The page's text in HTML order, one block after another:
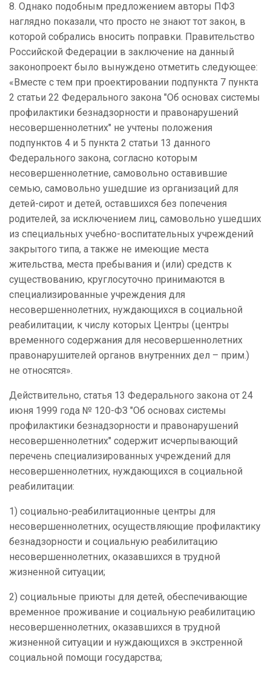
8. Однако подобным предложением авторы ПФЗ
наглядно показали, что просто не знают тот закон, в
которой собрались вносить поправки. Правительство
Российской Федерации в заключение на данный
законопроект было вынуждено отметить следующее:
«Вместе с тем при проектировании подпункта 7 пункта
2 статьи 22 Федерального закона "Об основах системы
профилактики безнадзорности и правонарушений
несовершеннолетних" не учтены положения
подпунктов 4 и 5 пункта 2 статьи 13 данного
Федерального закона, согласно которым
несовершеннолетние, самовольно оставившие
семью, самовольно ушедшие из организаций для
детей-сирот и детей, оставшихся без попечения
родителей, за исключением лиц, самовольно ушедших
из специальных учебно-воспитательных учреждений
закрытого типа, а также не имеющие места
жительства, места пребывания и (или) средств к
существованию, круглосуточно принимаются в
специализированные учреждения для
несовершеннолетних, нуждающихся в социальной
реабилитации, к числу которых Центры (центры
временного содержания для несовершеннолетних
правонарушителей органов внутренних дел – прим.)
не относятся».
Действительно, статья 13 Федерального закона от 24
июня 1999 года № 120-ФЗ "Об основах системы
профилактики безнадзорности и правонарушений
несовершеннолетних" содержит исчерпывающий
перечень специализированных учреждений для
несовершеннолетних, нуждающихся в социальной
реабилитации:
1) социально-реабилитационные центры для
несовершеннолетних, осуществляющие профилактику
безнадзорности и социальную реабилитацию
несовершеннолетних, оказавшихся в трудной
жизненной ситуации;
2) социальные приюты для детей, обеспечивающие
временное проживание и социальную реабилитацию
несовершеннолетних, оказавшихся в трудной
жизненной ситуации и нуждающихся в экстренной
социальной помощи государства;